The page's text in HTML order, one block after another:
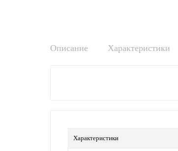
Описание Характеристики
Характеристики